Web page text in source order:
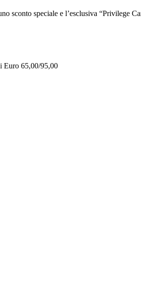
sconto speciale e l’esclusiva “Privilege
Euro 65,00/95,00